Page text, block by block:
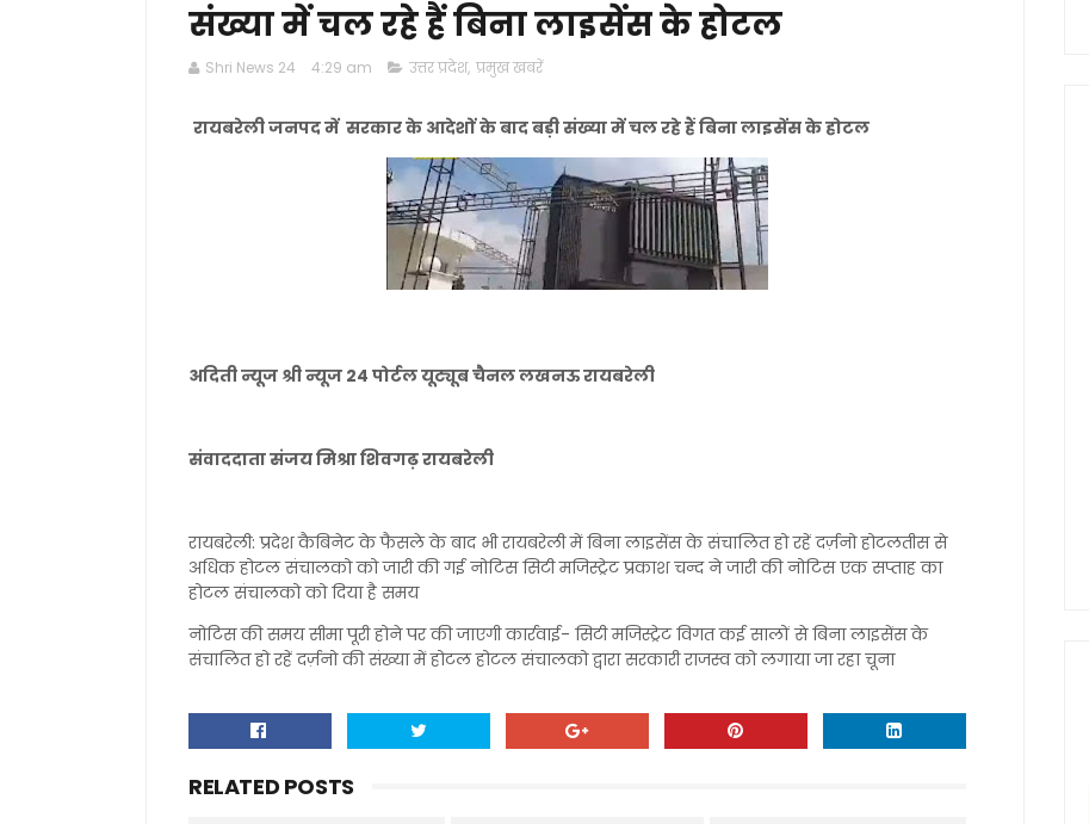
संख्या में चल रहे हैं बिना लाइसेंस के होटल
Shri News 24 4:29 am उत्तर प्रदेश, प्रमुख खबरें
रायबरेली जनपद में सरकार के आदेशों के बाद बड़ी संख्या में चल रहे हैं बिना लाइसेंस के होटल
अदिती न्यूज श्री न्यूज 24 पोर्टल यूट्यूब चैनल लखनऊ रायबरेली
संवाददाता संजय मिश्रा शिवगढ़ रायबरेली
रायबरेली: प्रदेश कैबिनेट के फैसले के बाद भी रायबरेली में बिना लाइसेंस के संचालित हो रहें दर्ज़नो होटलतीस से
अधिक होटल संचालको को जारी की गई नोटिस सिटी मजिस्ट्रेट प्रकाश चन्द ने जारी की नोटिस एक सप्ताह का
होटल संचालको को दिया है समय
नोटिस की समय सीमा पूरी होने पर की जाएगी कार्रवाई- सिटी मजिस्ट्रेट विगत कई सालों से बिना लाइसेंस के
संचालित हो रहें दर्ज़नो की संख्या में होटल होटल संचालको द्वारा सरकारी राजस्व को लगाया जा रहा चूना
RELATED POSTS